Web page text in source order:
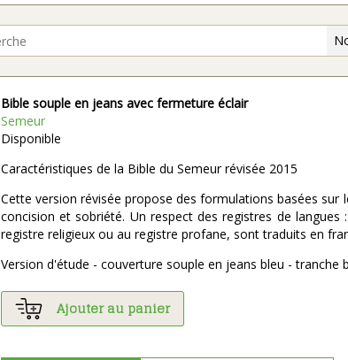
Bible souple en jeans avec fermeture éclair
Semeur
Disponible
Caractéristiques de la Bible du Semeur révisée 2015
Cette version révisée propose des formulations basées sur
concision et sobriété. Un respect des registres de
registre religieux ou au registre profane, sont traduits en
Version d'étude - couverture souple en jeans bleu - tranche
Ajouter au panier